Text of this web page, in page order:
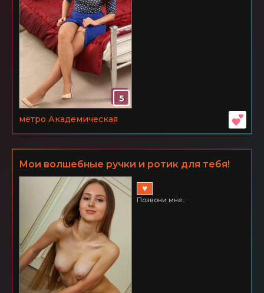
5
метро Академическая
Мои волшебные ручки и ротик для тебя!
♥
Позвони мне...